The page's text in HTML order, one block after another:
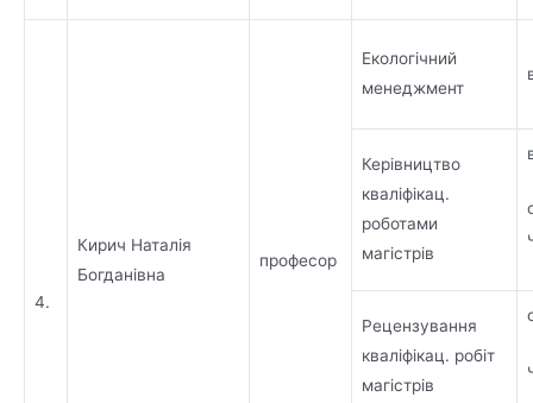
4.
Кирич Наталія
Богданівна
професор
Екологічний
менеджмент
Керівництво
кваліфікац.
роботами
магістрів
Рецензування
кваліфікац. робіт
магістрів